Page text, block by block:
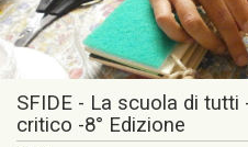
SFIDE - La scuola di tutti
critico -8° Edizione